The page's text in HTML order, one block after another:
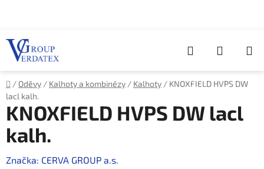
Hledat
KOŠÍK
Domů
/ Oděvy / Kalhoty a kombinézy / Kalhoty / KNOXFIELD HVPS DW
lacl kalh.
KNOXFIELD HVPS DW lacl
kalh.
Značka: CERVA GROUP a.s.